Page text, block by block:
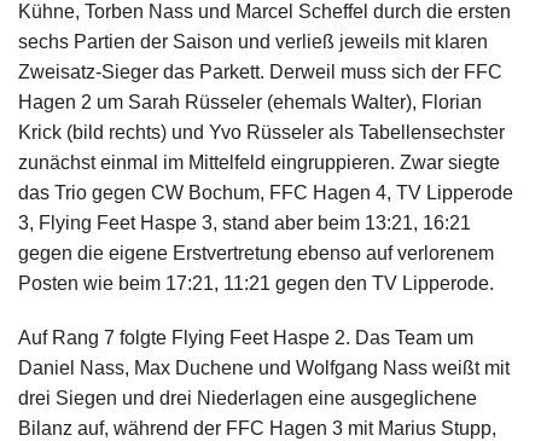
Kühne, Torben Nass und Marcel Scheffel durch die ersten
sechs Partien der Saison und verließ jeweils mit klaren
Zweisatz-Sieger das Parkett. Derweil muss sich der FFC
Hagen 2 um Sarah Rüsseler (ehemals Walter), Florian
Krick (bild rechts) und Yvo Rüsseler als Tabellensechster
zunächst einmal im Mittelfeld eingruppieren. Zwar siegte
das Trio gegen CW Bochum, FFC Hagen 4, TV Lipperode
3, Flying Feet Haspe 3, stand aber beim 13:21, 16:21
gegen die eigene Erstvertretung ebenso auf verlorenem
Posten wie beim 17:21, 11:21 gegen den TV Lipperode.
Auf Rang 7 folgte Flying Feet Haspe 2. Das Team um
Daniel Nass, Max Duchene und Wolfgang Nass weißt mit
drei Siegen und drei Niederlagen eine ausgeglichene
Bilanz auf, während der FFC Hagen 3 mit Marius Stupp,